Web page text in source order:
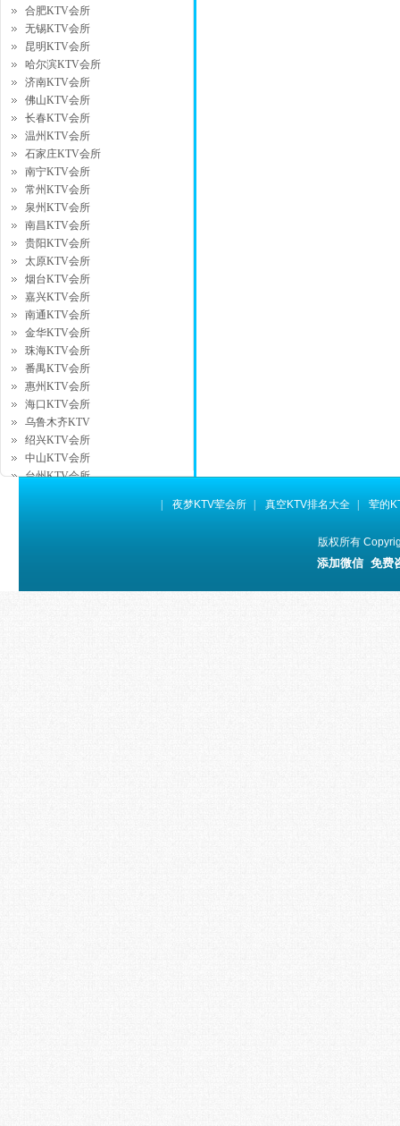
合肥KTV会所
无锡KTV会所
昆明KTV会所
哈尔滨KTV会所
济南KTV会所
佛山KTV会所
长春KTV会所
温州KTV会所
石家庄KTV会所
南宁KTV会所
常州KTV会所
泉州KTV会所
南昌KTV会所
贵阳KTV会所
太原KTV会所
烟台KTV会所
嘉兴KTV会所
南通KTV会所
金华KTV会所
珠海KTV会所
番禺KTV会所
惠州KTV会所
海口KTV会所
乌鲁木齐KTV
绍兴KTV会所
中山KTV会所
台州KTV会所
夜梦KTV荤会所 真空KTV排名大全 荤的
版权所有
添加微信 免费